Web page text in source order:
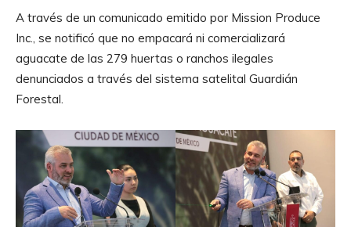
A través de un comunicado emitido por Mission Produce
Inc., se notificó que no empacará ni comercializará
aguacate de las 279 huertas o ranchos ilegales
denunciados a través del sistema satelital Guardián
Forestal.